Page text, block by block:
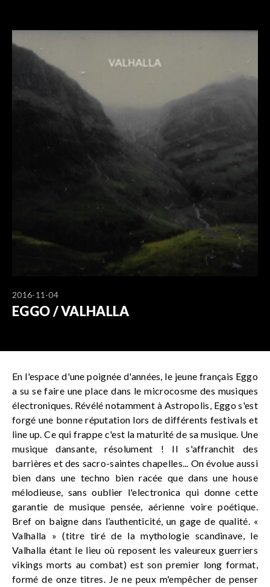
2016-11-04
EGGO / VALHALLA
En l'espace d'une poignée d'années, le jeune français Eggo
a su se faire une place dans le microcosme des musiques
électroniques. Révélé notamment à Astropolis, Eggo s'est
forgé une bonne réputation lors de différents festivals et
line up. Ce qui frappe c'est la maturité de sa musique. Une
musique dansante, résolument ! Il s'affranchit des
barrières et des sacro-saintes chapelles... On évolue aussi
bien dans une techno bien racée que dans une house
mélodieuse, sans oublier l'electronica qui donne cette
garantie de musique pensée, aérienne voire poétique.
Bref on baigne dans l’authenticité, un gage de qualité. «
Valhalla » (titre tiré de la mythologie scandinave, le
Valhalla étant le lieu où reposent les valeureux guerriers
vikings morts au combat) est son premier long format,
formé de onze titres. Je ne peux m'empêcher de penser